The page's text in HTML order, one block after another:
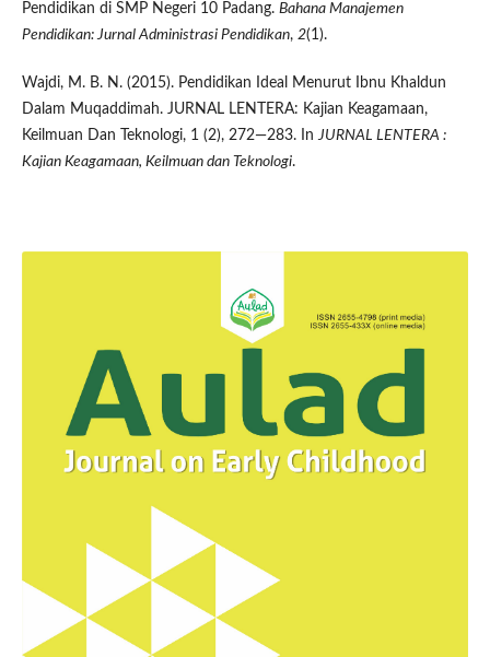
Pendidikan di SMP Negeri 10 Padang. Bahana Manajemen
Pendidikan: Jurnal Administrasi Pendidikan, 2(1).
Wajdi, M. B. N. (2015). Pendidikan Ideal Menurut Ibnu Khaldun
Dalam Muqaddimah. JURNAL LENTERA: Kajian Keagamaan,
Keilmuan Dan Teknologi, 1 (2), 272—283. InJURNAL LENTERA :
Kajian Keagamaan, Keilmuan dan Teknologi.